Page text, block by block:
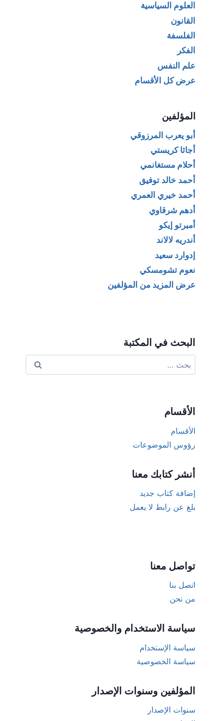
العلوم السياسية
القانون
الفلسفة
الفكر
علم النفس
عرض كل الأقسام
المؤلفين
أبو يعرب المرزوقي
أجاثا كريستي
أحلام مستغانمي
أحمد خالد توفيق
أحمد خيري العمري
أدهم شرقاوي
أمبرتو إيكو
أندريه لالاند
إدوارد سعيد
نعوم تشومسكي
عرض المزيد من المؤلفين
البحث في المكتبة
عن:
الأقسام
الأقسام
رؤوس الموضوعات
أنشر كتابك معنا
إضافة كتاب جديد
بلغ عن رابط لا يعمل
تواصل معنا
اتصل بنا
من نحن
سياسة الاستخدام والخصوصية
سياسة الإستخدام
سياسة الخصوصية
المؤلفين وسنوات الإصدار
سنوات الإصدار